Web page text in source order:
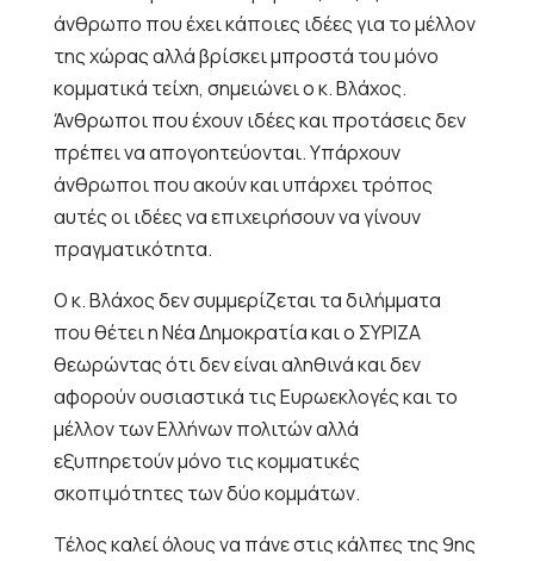
άνθρωπο που έχει κάποιες ιδέες για το μέλλον
της χώρας αλλά βρίσκει μπροστά του μόνο
κομματικά τείχη, σημειώνει ο κ. Βλάχος.
Άνθρωποι που έχουν ιδέες και προτάσεις δεν
πρέπει να απογοητεύονται. Υπάρχουν
άνθρωποι που ακούν και υπάρχει τρόπος
αυτές οι ιδέες να επιχειρήσουν να γίνουν
πραγματικότητα.
Ο κ. Βλάχος δεν συμμερίζεται τα διλήμματα
που θέτει η Νέα Δημοκρατία και ο ΣΥΡΙΖΑ
θεωρώντας ότι δεν είναι αληθινά και δεν
αφορούν ουσιαστικά τις Ευρωεκλογές και το
μέλλον των Ελλήνων πολιτών αλλά
εξυπηρετούν μόνο τις κομματικές
σκοπιμότητες των δύο κομμάτων.
Τέλος καλεί όλους να πάνε στις κάλπες της 9ης